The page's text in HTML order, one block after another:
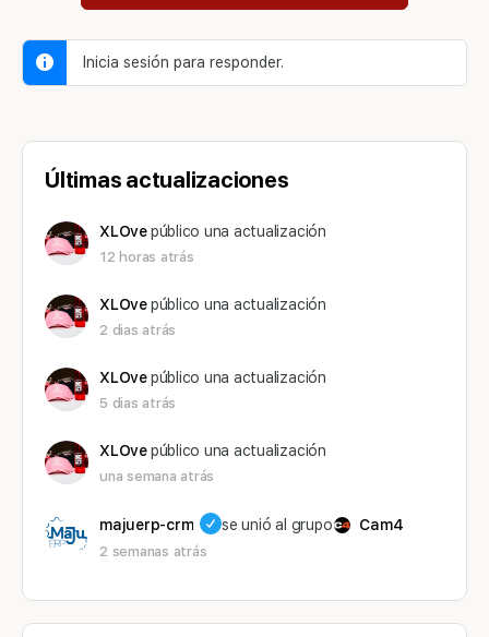
Inicia sesión para responder.
Últimas actualizaciones
XLOvepúblico una actualización
12 horas atrás
XLOvepúblico una actualización
2 dias atrás
XLOvepúblico una actualización
5 dias atrás
XLOvepúblico una actualización
una semana atrás
majuerp-crm se unió al grupo Cam4
2 semanas atrás